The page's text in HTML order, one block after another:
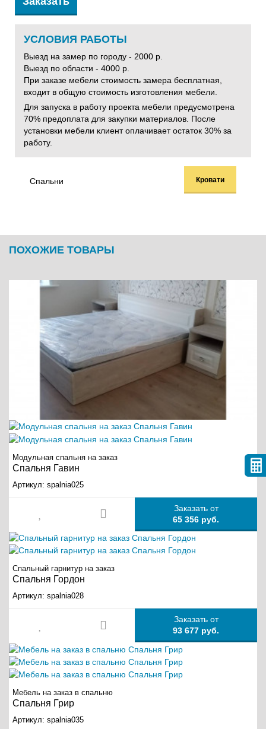
УСЛОВИЯ РАБОТЫ
Выезд на замер по городу - 2000 р.
Выезд по области - 4000 р.
При заказе мебели стоимость замера бесплатная,
входит в общую стоимость изготовления мебели.
Для запуска в работу проекта мебели предусмотрена
70% предоплата для закупки материалов. После
установки мебели клиент оплачивает остаток 30% за
работу.
Спальни Кровати
ПОХОЖИЕ ТОВАРЫ
Модульная спальня на заказ
Спальня Гавин
Артикул: spalnia025
Заказать от
65 356 руб.
Спальный гарнитур на заказ
Спальня Гордон
Артикул: spalnia028
Заказать от
93 677 руб.
Мебель на заказ в спальню
Спальня Грир
Артикул: spalnia035